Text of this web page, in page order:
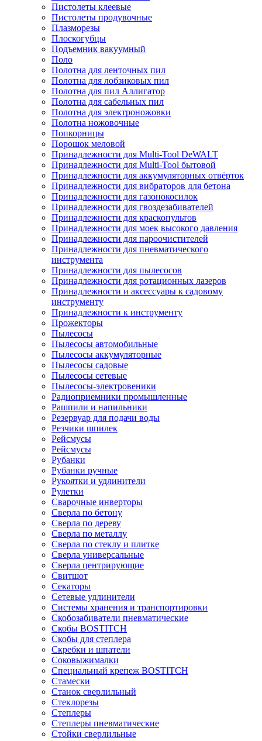
Пистолеты клеевые
Пистолеты продувочные
Плазморезы
Плоскогубцы
Подъемник вакуумный
Поло
Полотна для ленточных пил
Полотна для лобзиковых пил
Полотна для пил Аллигатор
Полотна для сабельных пил
Полотна для электроножовки
Полотна ножовочные
Попкорницы
Порошок меловой
Принадлежности для Multi-Tool DeWALT
Принадлежности для Multi-Tool бытовой
Принадлежности для аккумуляторных отвёрток
Принадлежности для вибраторов для бетона
Принадлежности для газонокосилок
Принадлежности для гвоздезабивателей
Принадлежности для краскопультов
Принадлежности для моек высокого давления
Принадлежности для пароочистителей
Принадлежности для пневматического
инструмента
Принадлежности для пылесосов
Принадлежности для ротационных лазеров
Принадлежности и аксессуары к садовому
инструменту
Принадлежности к инструменту
Прожекторы
Пылесосы
Пылесосы автомобильные
Пылесосы аккумуляторные
Пылесосы садовые
Пылесосы сетевые
Пылесосы-электровеники
Радиоприемники промышленные
Рашпили и напильники
Резервуар для подачи воды
Резчики шпилек
Рейсмусы
Рейсмусы
Рубанки
Рубанки ручные
Рукоятки и удлинители
Рулетки
Сварочные инверторы
Сверла по бетону
Сверла по дереву
Сверла по металлу
Сверла по стеклу и плитке
Сверла универсальные
Сверла центрирующие
Свитшот
Секаторы
Сетевые удлинители
Системы хранения и транспортировки
Скобозабиватели пневматические
Скобы BOSTITCH
Скобы для степлера
Скребки и шпатели
Соковыжималки
Специальный крепеж BOSTITCH
Стамески
Станок сверлильный
Стеклорезы
Степлеры
Степлеры пневматические
Стойки сверлильные